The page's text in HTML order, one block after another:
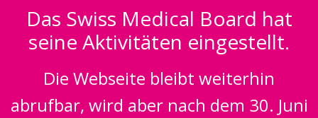
Das Swiss Medical Board hat
seine Aktivitäten eingestellt.
Die Webseite bleibt weiterhin
abrufbar, wird aber nach dem 30. Juni